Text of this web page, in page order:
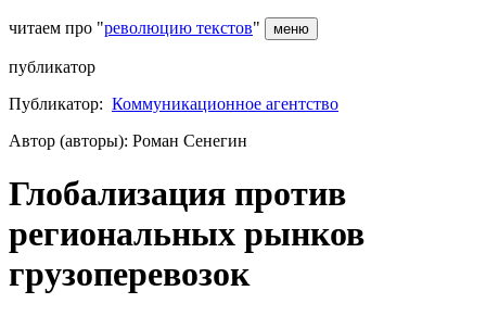
читаем про "революцию текстов" меню
публикатор
Публикатор: Коммуникационное агентство
Автор (авторы): Роман Сенегин
Глобализация против
региональных рынков
грузоперевозок